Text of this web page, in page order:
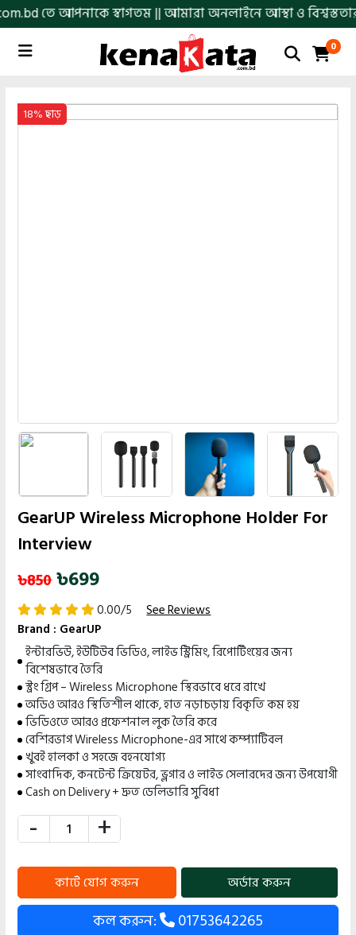
তে আপনাকে স্বাগতম || আমারা অনলাইনে আস্থা ও বিশ্বস্ততার
0
18% ছাড়
GearUP Wireless Microphone Holder For
Interview
৳850৳699
0.00/5
See Reviews
Brand : GearUP
ইন্টারভিউ, ইউটিউব ভিডিও, লাইভ স্ট্রিমিং, রিপোর্টিংয়ের জন্য
বিশেষভাবে তৈরি
স্ট্রং গ্রিপ – Wireless Microphone স্থিরভাবে ধরে রাখে
অডিও আরও স্থিতিশীল থাকে, হাত নড়াচড়ায় বিকৃতি কম হয়
ভিডিওতে আরও প্রফেশনাল লুক তৈরি করে
বেশিরভাগ Wireless Microphone-এর সাথে কম্প্যাটিবল
খুবই হালকা ও সহজে বহনযোগ্য
সাংবাদিক, কনটেন্ট ক্রিয়েটর, ভ্লগার ও লাইভ সেলারদের জন্য উপযোগী
Cash on Delivery + দ্রুত ডেলিভারি সুবিধা
- +
কল করুন:
01753642265